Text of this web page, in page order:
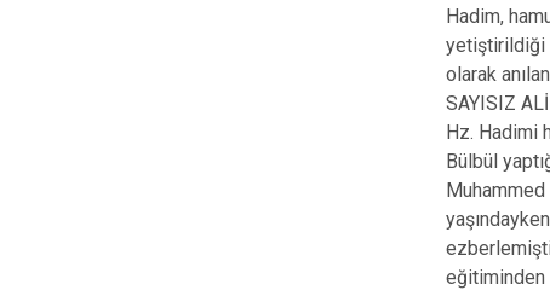
Hadim,
yetiştirildiği
olarak
SAYISIZ
Hz. Hadimi
Bülbül
eğitiminden